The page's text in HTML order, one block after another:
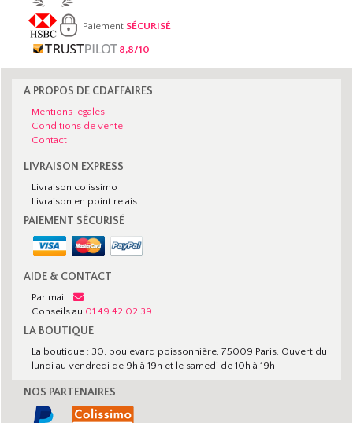
Paiement SÉCURISÉ
8,8/10
A PROPOS DE CDAFFAIRES
Mentions légales
Conditions de vente
Contact
LIVRAISON EXPRESS
Livraison colissimo
Livraison en point relais
PAIEMENT SÉCURISÉ
AIDE & CONTACT
Par mail :
Conseils au 01 49 42 02 39
LA BOUTIQUE
La boutique : 30, boulevard poissonnière, 75009 Paris. Ouvert du
lundi au vendredi de 9h à 19h et le samedi de 10h à 19h
NOS PARTENAIRES